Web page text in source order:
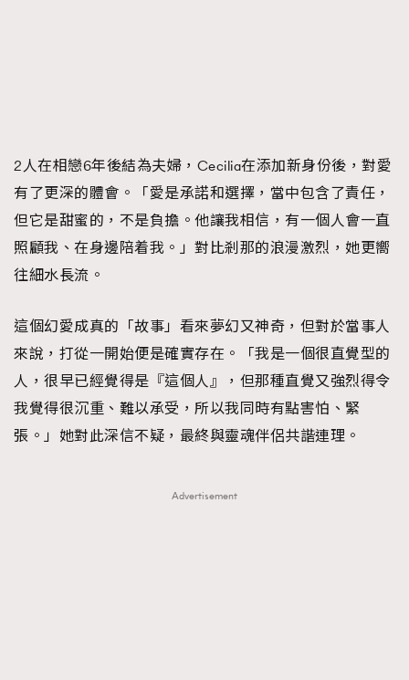
2人在相戀6年後結為夫婦，Cecilia在添加新身份後，對愛
有了更深的體會。「愛是承諾和選擇，當中包含了責任，
但它是甜蜜的，不是負擔。他讓我相信，有一個人會一直
照顧我、在身邊陪着我。」對比剎那的浪漫激烈，她更嚮
往細水長流。
這個幻愛成真的「故事」看來夢幻又神奇，但對於當事人
來說，打從一開始便是確實存在。「我是一個很直覺型的
人，很早已經覺得是『這個人』，但那種直覺又強烈得令
我覺得很沉重、難以承受，所以我同時有點害怕、緊
張。」她對此深信不疑，最終與靈魂伴侶共諧連理。
Advertisement